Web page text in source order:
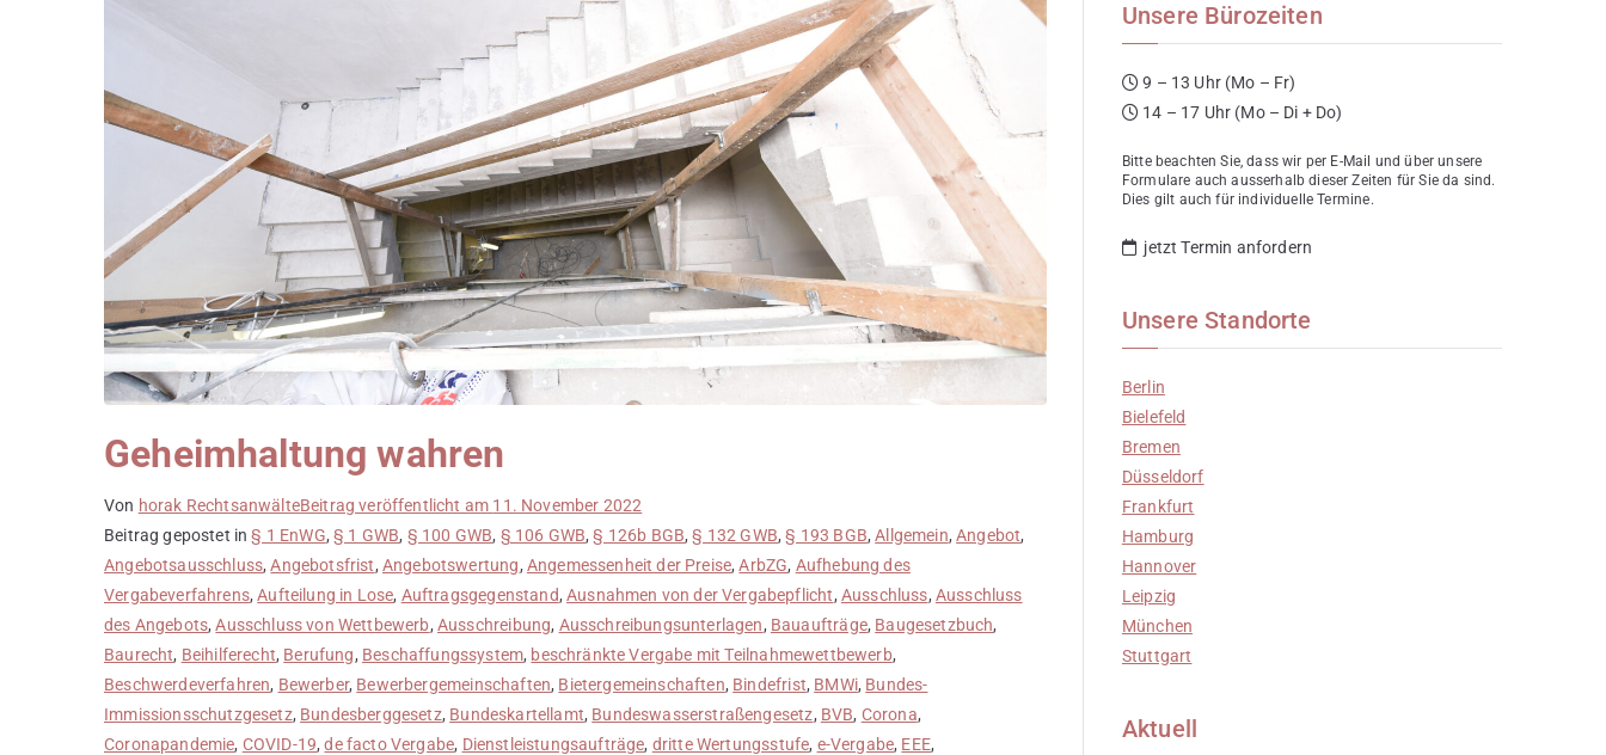
Geheimhaltung wahren
Von horak RechtsanwälteBeitrag veröffentlicht am 11. November 2022
Beitrag gepostet in§ 1 EnWG,§ 1 GWB, § 100 GWB, § 106 GWB,§ 126b BGB,§ 132 GWB,§ 193 BGB,Allgemein,Angebot,
Angebotsausschluss,Angebotsfrist, Angebotswertung, Angemessenheit der Preise,ArbZG, Aufhebung des
Vergabeverfahrens,Aufteilung in Lose, Auftragsgegenstand,Ausnahmen von der Vergabepflicht, Ausschluss, Ausschluss
des Angebots,Ausschluss von Wettbewerb, Ausschreibung, Ausschreibungsunterlagen, Bauaufträge, Baugesetzbuch,
Baurecht, Beihilferecht, Berufung, Beschaffungssystem, beschränkte Vergabe mit Teilnahmewettbewerb,
Beschwerdeverfahren, Bewerber, Bewerbergemeinschaften, Bietergemeinschaften, Bindefrist, BMWi, Bundes-
Immissionsschutzgesetz, Bundesberggesetz, Bundeskartellamt, Bundeswasserstraßengesetz, BVB, Corona,
Coronapandemie, COVID-19,de facto Vergabe, Dienstleistungsaufträge, dritte Wertungsstufe, e-Vergabe, EEE,
Unsere Bürozeiten
9 – 13 Uhr (Mo – Fr)
14 – 17 Uhr (Mo – Di + Do)
Bitte beachten Sie, dass wir per E-Mail und über unsere
Formulare auch ausserhalb dieser Zeiten für Sie da sind.
Dies gilt auch für individuelle Termine.
jetzt Termin anfordern
Unsere Standorte
Berlin
Bielefeld
Bremen
Düsseldorf
Frankfurt
Hamburg
Hannover
Leipzig
München
Stuttgart
Aktuell